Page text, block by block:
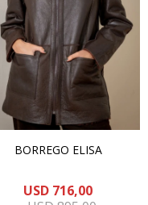
BORREGO ELISA
USD 716,00